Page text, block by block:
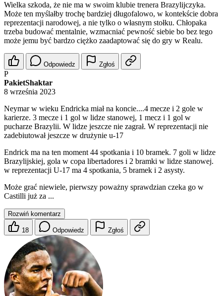
Wielka szkoda, że nie ma w swoim klubie trenera Brazylijczyka.
Może ten myślałby trochę bardziej długofalowo, w kontekście dobra
reprezentacji narodowej, a nie tylko o własnym stołku. Chłopaka
trzeba budować mentalnie, wzmacniać pewność siebie bo bez tego
może jemu być bardzo ciężko zaadaptować się do gry w Realu.
Odpowiedz Zgłoś
P
PakietShaktar
8 września 2023
Neymar w wieku Endricka miał na koncie....4 mecze i 2 gole w
karierze. 3 mecze i 1 gol w lidze stanowej, 1 mecz i 1 gol w
pucharze Brazylii. W lidze jeszcze nie zagrał. W reprezentacji nie
zadebiutował jeszcze w drużynie u-17
Endrick ma na ten moment 44 spotkania i 10 bramek. 7 goli w lidze
Brazylijskiej, gola w copa libertadores i 2 bramki w lidze stanowej.
w reprezentacji U-17 ma 4 spotkania, 5 bramek i 2 asysty.
Może grać niewiele, pierwszy poważny sprawdzian czeka go w
Castilli już za ...
Rozwiń komentarz
18 Odpowiedz Zgłoś